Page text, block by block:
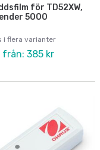
för TD52XW,
5000
i flera varianter
från: 385 kr